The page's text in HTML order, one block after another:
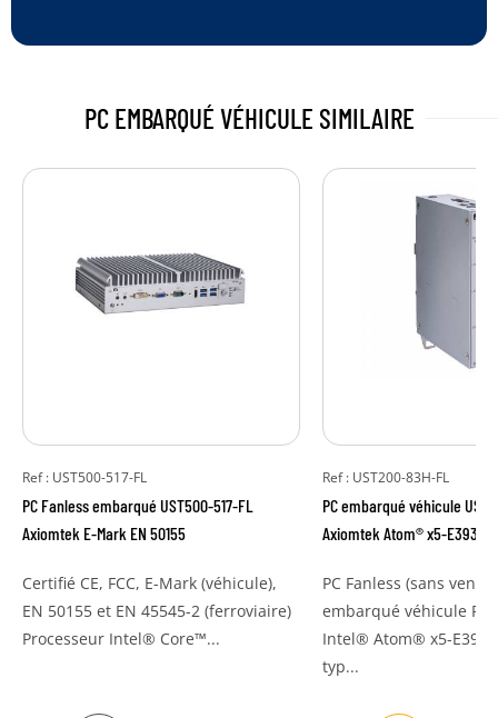
PC EMBARQUÉ VÉHICULE SIMILAIRE
Ref : UST500-517-FL
PC Fanless embarqué UST500-517-FL
Axiomtek E-Mark EN 50155
Certifié CE, FCC, E-Mark (véhicule),
EN 50155 et EN 45545-2 (ferroviaire)
Processeur Intel® Core™...
Ref : UST200-83H-FL
PC embarqué véhicule
Axiomtek Atom® x5-E3930
PC Fanless (sans
embarqué véhicule
Intel® Atom® x5-
typ...